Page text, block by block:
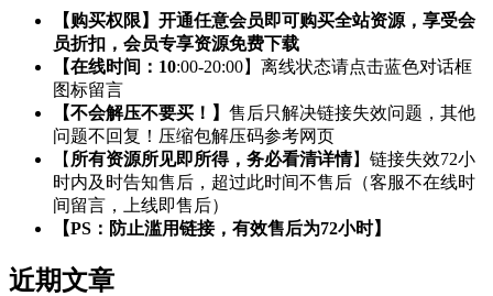
【购买权限】开通任意会员即可购买全站资源，享受会
员折扣，会员专享资源免费下载
【在线时间：10:00-20:00】离线状态请点击蓝色对话框
图标留言
【不会解压不要买！】 售后只解决链接失效问题，其他
问题不回复！压缩包解压码参考网页
【 所有资源所见即所得，务必看清详情】链接失效72小
时内及时告知售后，超过此时间不售后（客服不在线时
间留言，上线即售后）
【PS：防止滥用链接，有效售后为72小时】
近期文章